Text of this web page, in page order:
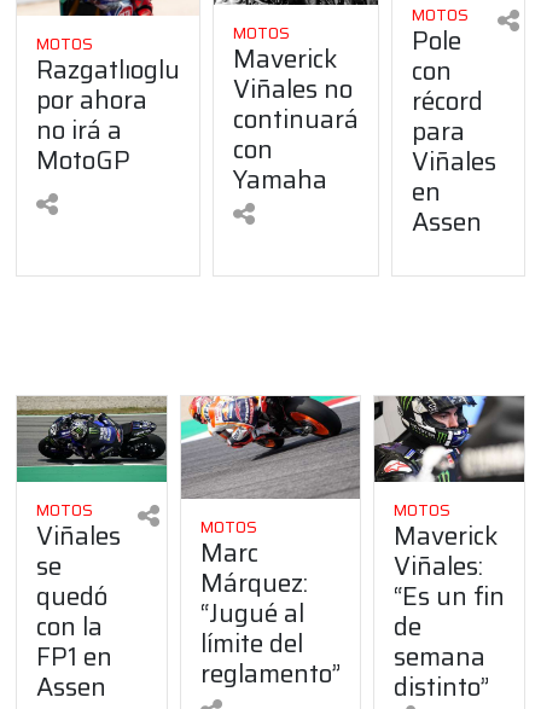
MOTOS
Razgatlıoglu
por ahora
no irá a
MotoGP
MOTOS
Maverick
Viñales no
continuará
con
Yamaha
MOTOS
Pole
con
récord
para
Viñales
en
Assen
MOTOS
Viñales
se
quedó
con la
FP1 en
Assen
MOTOS
Marc
Márquez:
“Jugué al
límite del
reglamento”
MOTOS
Maverick
Viñales:
“Es un fin
de
semana
distinto”